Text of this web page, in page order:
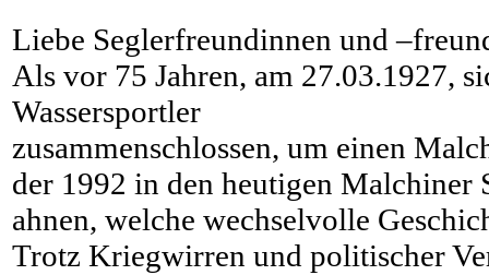
Liebe Seglerfreundinnen und
Als vor 75 Jahren, am 27.03.1927,
Wassersportler
zusammenschlossen, um einen
der 1992 in den heutigen Malchiner
ahnen, welche wechselvolle
Trotz Kriegwirren und politischer